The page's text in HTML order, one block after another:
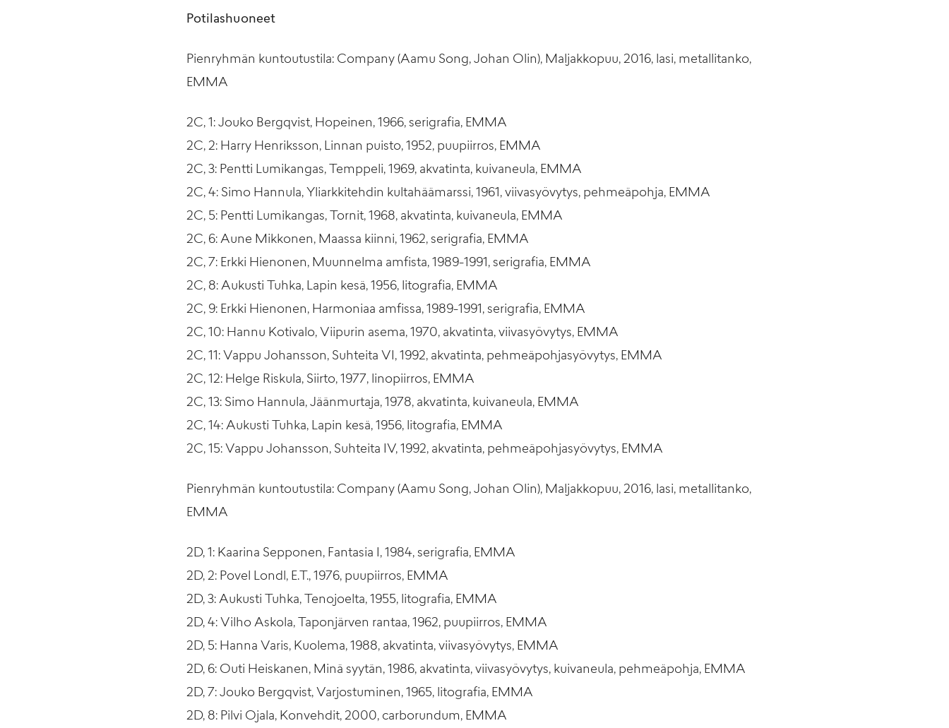
Potilashuoneet
Pienryhmän kuntoutustila: Company (Aamu Song, Johan Olin), Maljakkopuu, 2016, lasi, metallitanko,
EMMA
2C, 1: Jouko Bergqvist, Hopeinen, 1966, serigrafia, EMMA
2C, 2: Harry Henriksson, Linnan puisto, 1952, puupiirros, EMMA
2C, 3: Pentti Lumikangas, Temppeli, 1969, akvatinta, kuivaneula, EMMA
2C, 4: Simo Hannula, Yliarkkitehdin kultahäämarssi, 1961, viivasyövytys, pehmeäpohja, EMMA
2C, 5: Pentti Lumikangas, Tornit, 1968, akvatinta, kuivaneula, EMMA
2C, 6: Aune Mikkonen, Maassa kiinni, 1962, serigrafia, EMMA
2C, 7: Erkki Hienonen, Muunnelma amfista, 1989-1991, serigrafia, EMMA
2C, 8: Aukusti Tuhka, Lapin kesä, 1956, litografia, EMMA
2C, 9: Erkki Hienonen, Harmoniaa amfissa, 1989-1991, serigrafia, EMMA
2C, 10: Hannu Kotivalo, Viipurin asema, 1970, akvatinta, viivasyövytys, EMMA
2C, 11: Vappu Johansson, Suhteita VI, 1992, akvatinta, pehmeäpohjasyövytys, EMMA
2C, 12: Helge Riskula, Siirto, 1977, linopiirros, EMMA
2C, 13: Simo Hannula, Jäänmurtaja, 1978, akvatinta, kuivaneula, EMMA
2C, 14: Aukusti Tuhka, Lapin kesä, 1956, litografia, EMMA
2C, 15: Vappu Johansson, Suhteita IV, 1992, akvatinta, pehmeäpohjasyövytys, EMMA
Pienryhmän kuntoutustila: Company (Aamu Song, Johan Olin), Maljakkopuu, 2016, lasi, metallitanko,
EMMA
2D, 1: Kaarina Sepponen, Fantasia I, 1984, serigrafia, EMMA
2D, 2: Povel Londl, E.T., 1976, puupiirros, EMMA
2D, 3: Aukusti Tuhka, Tenojoelta, 1955, litografia, EMMA
2D, 4: Vilho Askola, Taponjärven rantaa, 1962, puupiirros, EMMA
2D, 5: Hanna Varis, Kuolema, 1988, akvatinta, viivasyövytys, EMMA
2D, 6: Outi Heiskanen, Minä syytän, 1986, akvatinta, viivasyövytys, kuivaneula, pehmeäpohja, EMMA
2D, 7: Jouko Bergqvist, Varjostuminen, 1965, litografia, EMMA
2D, 8: Pilvi Ojala, Konvehdit, 2000, carborundum, EMMA